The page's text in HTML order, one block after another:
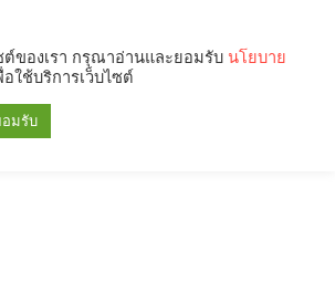
ต์ของเรา กรุณาอ่านและยอมรับ นโยบาย
อใช้บริการเว็บไซต์
อมรับ